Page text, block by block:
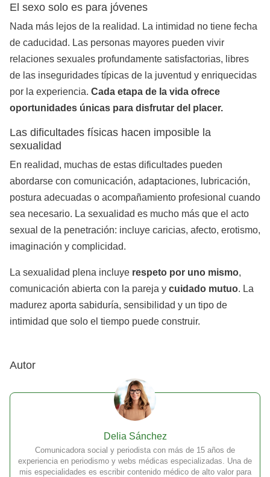
El sexo solo es para jóvenes
Nada más lejos de la realidad. La intimidad no tiene fecha
de caducidad. Las personas mayores pueden vivir
relaciones sexuales profundamente satisfactorias, libres
de las inseguridades típicas de la juventud y enriquecidas
por la experiencia. Cada etapa de la vida ofrece
oportunidades únicas para disfrutar del placer.
Las dificultades físicas hacen imposible la
sexualidad
En realidad, muchas de estas dificultades pueden
abordarse con comunicación, adaptaciones, lubricación,
postura adecuadas o acompañamiento profesional cuando
sea necesario. La sexualidad es mucho más que el acto
sexual de la penetración: incluye caricias, afecto, erotismo,
imaginación y complicidad.
La sexualidad plena incluye respeto por uno mismo,
comunicación abierta con la pareja y cuidado mutuo. La
madurez aporta sabiduría, sensibilidad y un tipo de
intimidad que solo el tiempo puede construir.
Autor
Delia Sánchez
Comunicadora social y periodista con más de 15 años de
experiencia en periodismo y webs médicas especializadas. Una de
mis especialidades es escribir contenido médico de alto valor para